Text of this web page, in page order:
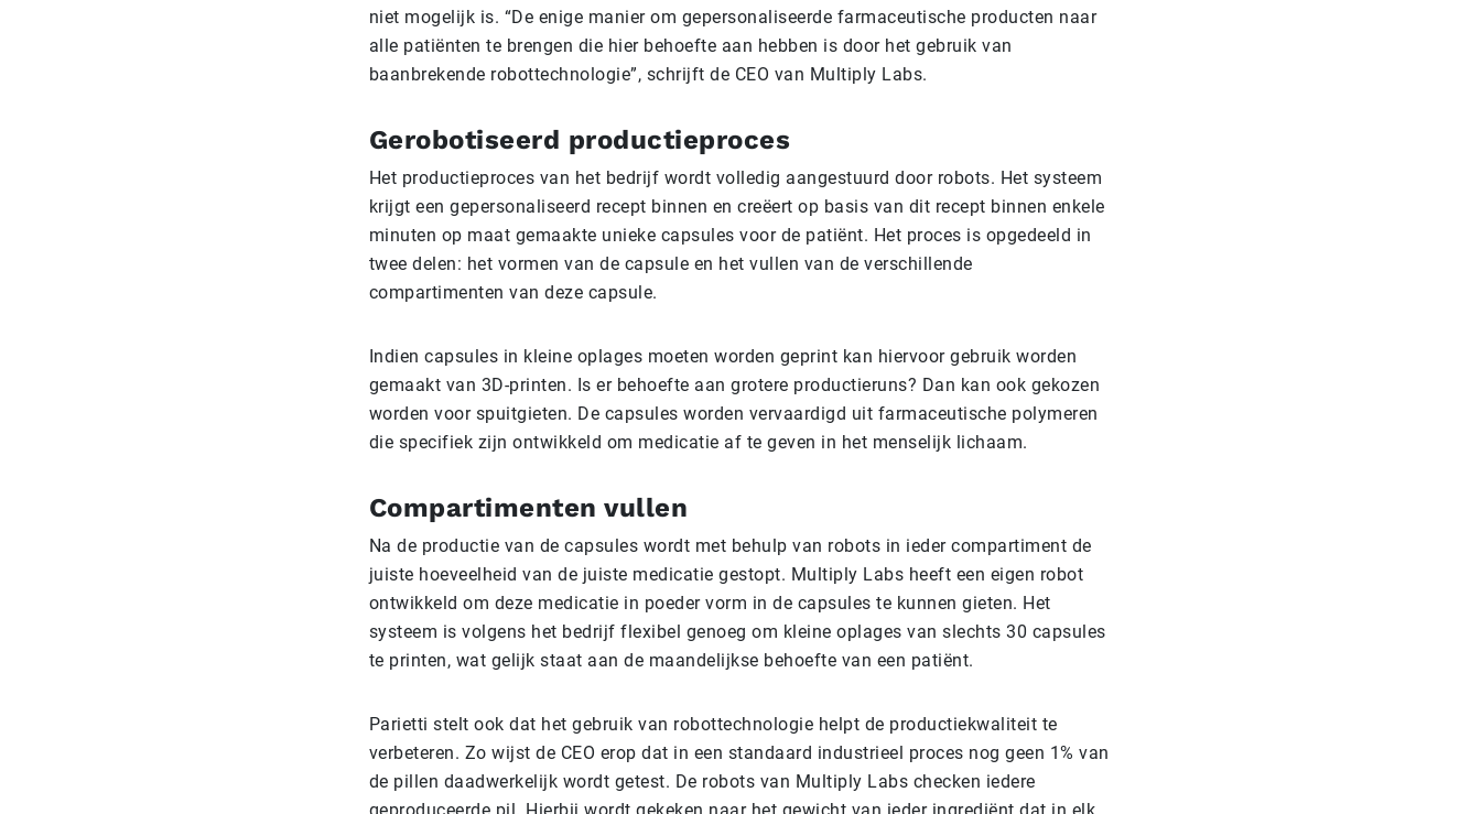
niet mogelijk is. “De enige manier om gepersonaliseerde farmaceutische producten naar
alle patiënten te brengen die hier behoefte aan hebben is door het gebruik van
baanbrekende robottechnologie”, schrijft de CEO van Multiply Labs.
Gerobotiseerd productieproces
Het productieproces van het bedrijf wordt volledig aangestuurd door robots. Het systeem
krijgt een gepersonaliseerd recept binnen en creëert op basis van dit recept binnen enkele
minuten op maat gemaakte unieke capsules voor de patiënt. Het proces is opgedeeld in
twee delen: het vormen van de capsule en het vullen van de verschillende
compartimenten van deze capsule.
Indien capsules in kleine oplages moeten worden geprint kan hiervoor gebruik worden
gemaakt van 3D-printen. Is er behoefte aan grotere productieruns? Dan kan ook gekozen
worden voor spuitgieten. De capsules worden vervaardigd uit farmaceutische polymeren
die specifiek zijn ontwikkeld om medicatie af te geven in het menselijk lichaam.
Compartimenten vullen
Na de productie van de capsules wordt met behulp van robots in ieder compartiment de
juiste hoeveelheid van de juiste medicatie gestopt. Multiply Labs heeft een eigen robot
ontwikkeld om deze medicatie in poeder vorm in de capsules te kunnen gieten. Het
systeem is volgens het bedrijf flexibel genoeg om kleine oplages van slechts 30 capsules
te printen, wat gelijk staat aan de maandelijkse behoefte van een patiënt.
Parietti stelt ook dat het gebruik van robottechnologie helpt de productiekwaliteit te
verbeteren. Zo wijst de CEO erop dat in een standaard industrieel proces nog geen 1% van
de pillen daadwerkelijk wordt getest. De robots van Multiply Labs checken iedere